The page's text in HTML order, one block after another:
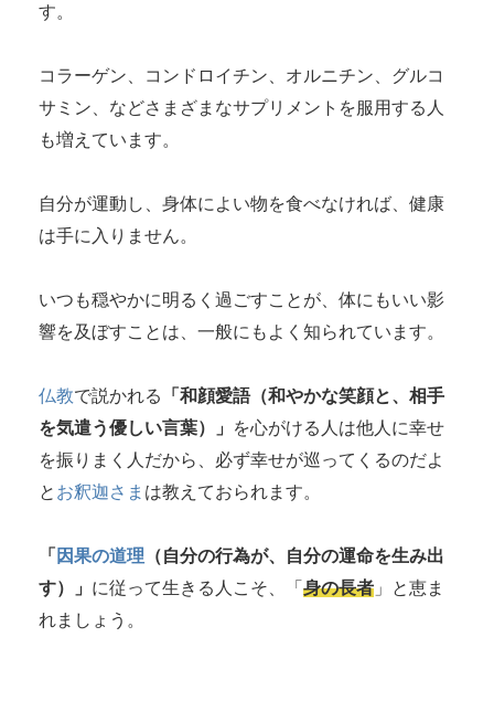
す。
コラーゲン、コンドロイチン、オルニチン、グルコ
サミン、などさまざまなサプリメントを服用する人
も増えています。
自分が運動し、身体によい物を食べなければ、健康
は手に入りません。
いつも穏やかに明るく過ごすことが、体にもいい影
響を及ぼすことは、一般にもよく知られています。
仏教で説かれる
「和顔愛語（和やかな笑顔と、相手
を気遣う優しい言葉）」
を心がける人は他人に幸せ
を振りまく人だから、必ず幸せが巡ってくるのだよ
と お釈迦さま は教えておられます。
「 因果の道理 （自分の行為が、自分の運命を生み出
す）」 に従って生きる人こそ、「 身の長者 」と恵ま
れましょう。